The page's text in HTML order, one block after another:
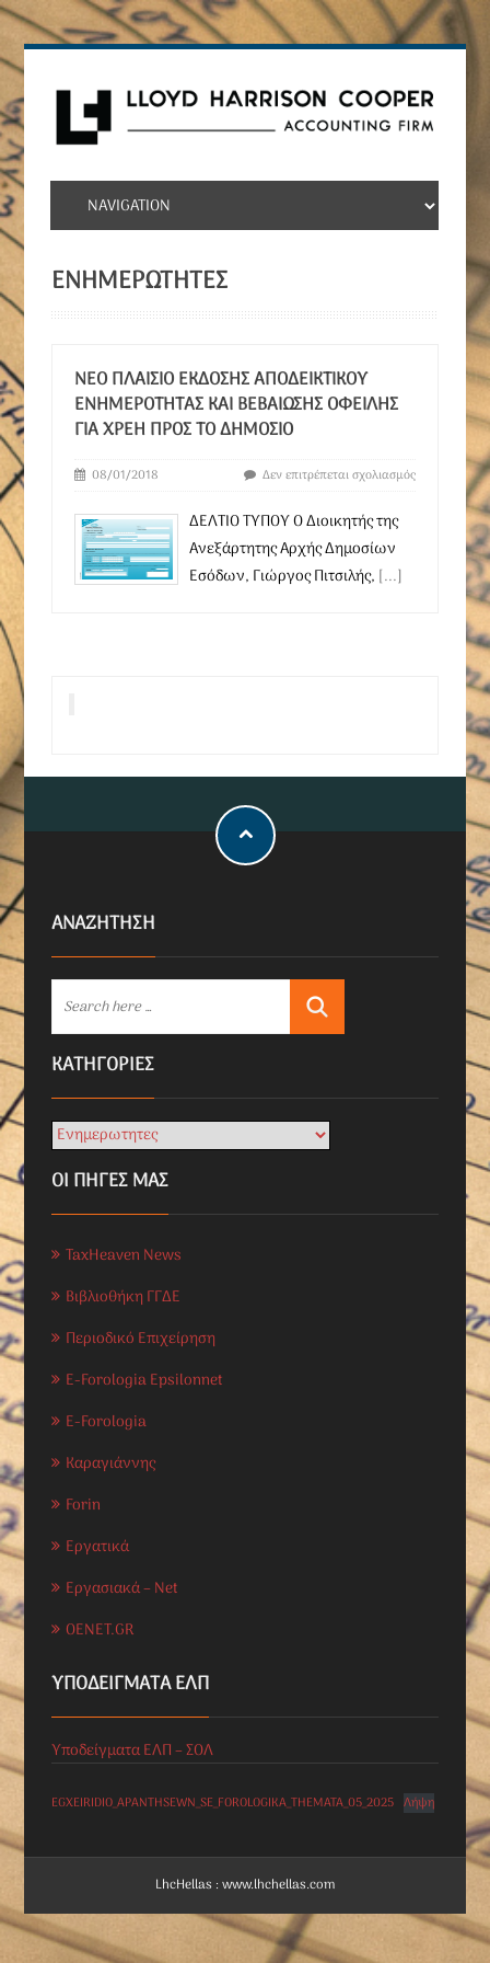
ΕΝΗΜΕΡΩΤΗΤΕΣ
ΝΈΟ ΠΛΑΊΣΙΟ ΈΚΔΟΣΗΣ ΑΠΟΔΕΙΚΤΙΚΟΎ
ΕΝΗΜΕΡΌΤΗΤΑΣ ΚΑΙ ΒΕΒΑΊΩΣΗΣ ΟΦΕΙΛΉΣ
ΓΙΑ ΧΡΈΗ ΠΡΟΣ ΤΟ ΔΗΜΌΣΙΟ
08/01/2018 Δεν επιτρέπεται σχολιασμός
ΔΕΛΤΙΟ ΤΥΠΟΥ Ο Διοικητής της
Ανεξάρτητης Αρχής Δημοσίων
Εσόδων, Γιώργος Πιτσιλής, [...]
ΑΝΑΖΗΤΗΣΗ
KΑΤΗΓΟΡΊΕΣ
ΟΙ ΠΗΓΕΣ ΜΑΣ
TaxHeaven News
Βιβλιοθήκη ΓΓΔΕ
Περιοδικό Επιχείρηση
E-Forologia Epsilonnet
E-Forologia
Καραγιάννης
Forin
Εργατικά
Εργασιακά – Net
OENET.GR
ΥΠΟΔΕΊΓΜΑΤΑ ΕΛΠ
Υποδείγματα ΕΛΠ – ΣΟΛ
EGXEIRIDIO_APANTHSEWN_SE_FOROLOGIKA_THEMATA_05_2025 Λήψη
LhcHellas : www.lhchellas.com